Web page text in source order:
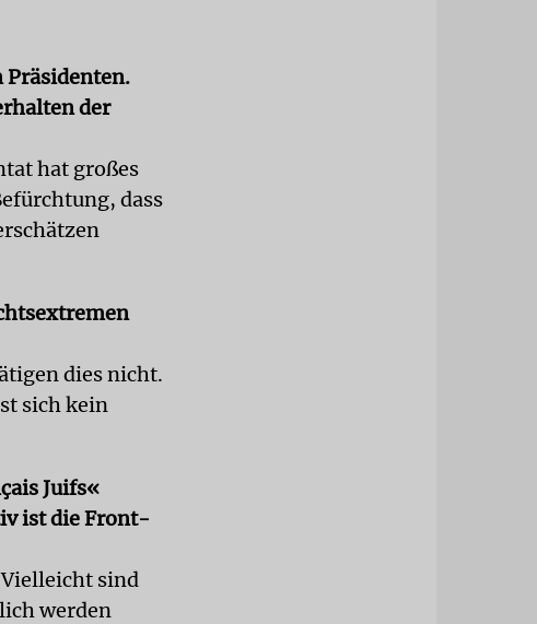
Präsidenten.
der
hat großes
dass
dies nicht.
sich kein
Juifs«
ist die Front-
sind
werden